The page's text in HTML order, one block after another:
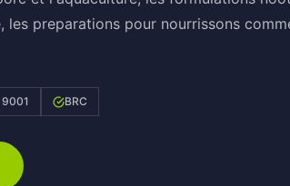
les preparations pour nourrissons
9001 BRC